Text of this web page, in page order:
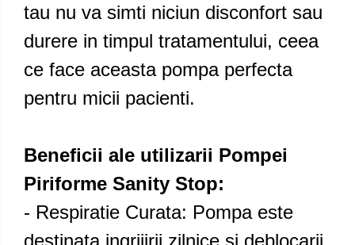
tau nu va simti niciun disconfort sau
durere in timpul tratamentului, ceea
ce face aceasta pompa perfecta
pentru micii pacienti.
Beneficii ale utilizarii Pompei
Piriforme Sanity Stop:
- Respiratie Curata: Pompa este
destinata ingrijirii zilnice si deblocarii